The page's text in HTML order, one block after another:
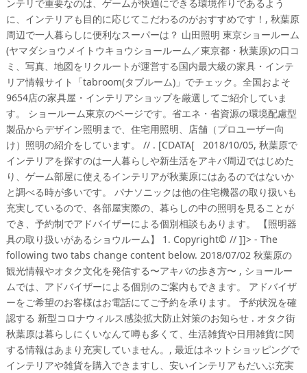
ンテリで重要なのは、ゲームが快適にできる環境作りであるよう
に、インテリアも目的に応じてこだわるのがおすすめです！, 秋葉原
周辺で一人暮らしに便利なスーパーは？ 山田照明 東京ショールーム
(ヤマダショウメイトウキョウショールーム／東京都・秋葉原)の口コ
ミ、写真、地図をリクルートが運営する国内最大級の家具・インテ
リア情報サイト「tabroom(タブルーム)」でチェック。全国およそ
9654店の家具屋・インテリアショップを厳選してご紹介していま
す。 ショールーム東京のページです。省エネ・省資源の環境配慮型
製品からデザイン照明まで、住宅用照明、店舗（プロユーザー向
け）照明の紹介をしています。 // . [CDATA[ 2018/10/05, 秋葉原で
インテリアを探すのは一人暮らしや新生活をアキバ周辺ではじめた
り、ゲーム部屋に使えるインテリアが秋葉原にはあるのではないか
と調べる時が多いです。 パナソニックは他の住宅機器の取り扱いも
充実しているので、各部屋実際の、暮らしの中の照明を見ることが
でき、予約制でアドバイザーによる個別相談もあります。 【照明器
具の取り扱いがあるショウルーム】 1. Copyright© // ]]> - The
following two tabs change content below. 2018/07/02 秋葉原の
観光情報やオタク文化を発信する〜アキバの歩き方〜 , ショールー
ムでは、アドバイザーによる個別のご案内もできます。 アドバイザ
ーをご希望のお客様はお電話にてご予約を承ります。 予約状況を確
認する 新型コロナウィルス感染拡大防止対策のお知らせ . オタク街
秋葉原は暮らしにくいなんて噂も多くて、生活雑貨や日用雑貨に関
する情報はあまり充実していません。, 最近はネットショッピングで
インテリアや雑貨を購入できますし、安いインテリアもだいぶ充実